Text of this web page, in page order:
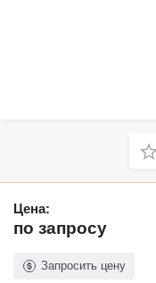
Цена:
по запросу
Запросить цену